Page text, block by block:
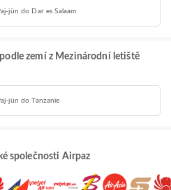
jün do Dar es Salaam
zemí z Mezinárodní letiště
jün do Tanzanie
společnosti Airpaz